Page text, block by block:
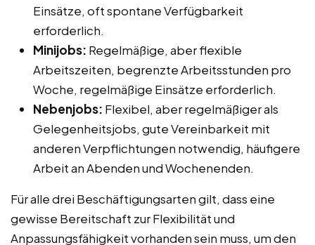
Einsätze, oft spontane Verfügbarkeit
erforderlich.
Minijobs: Regelmäßige, aber flexible
Arbeitszeiten, begrenzte Arbeitsstunden pro
Woche, regelmäßige Einsätze erforderlich.
Nebenjobs: Flexibel, aber regelmäßiger als
Gelegenheitsjobs, gute Vereinbarkeit mit
anderen Verpflichtungen notwendig, häufigere
Arbeit an Abenden und Wochenenden.
Für alle drei Beschäftigungsarten gilt, dass eine
gewisse Bereitschaft zur Flexibilität und
Anpassungsfähigkeit vorhanden sein muss, um den